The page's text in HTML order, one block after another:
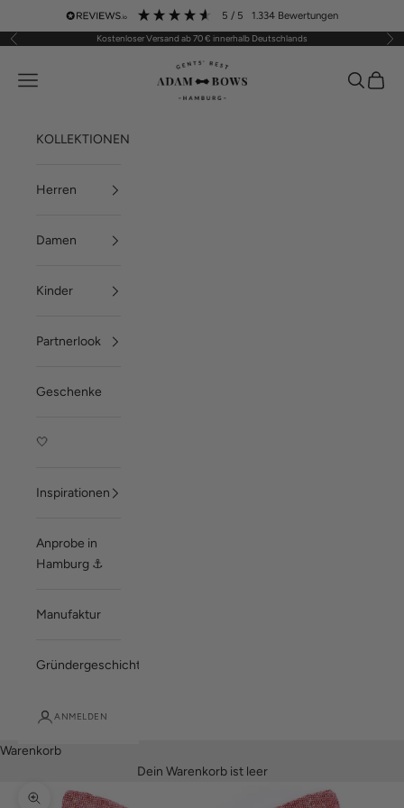
Zum Inhalt springen 5 / 5 1.334 Bewertungen
Zurück Kostenloser Versand ab 70 € innerhalb Deutschlands Vor
ADAM BOWS
Menü Suchen
KOLLEKTIONEN
Herren
Damen
Kinder
Partnerlook
Geschenke
🤍
Inspirationen
Anprobe in
Hamburg ⚓
Manufaktur
Gründergeschichte
ANMELDEN
Warenkorb
Dein Warenkorb ist leer